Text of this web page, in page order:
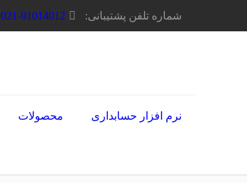
شماره تلفن پشتیبانی: 021-91014012
نرم افزار حسابداری محصولات